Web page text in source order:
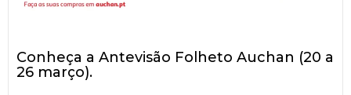
Conheça a Antevisão Folheto Auchan (20 a
26 março).